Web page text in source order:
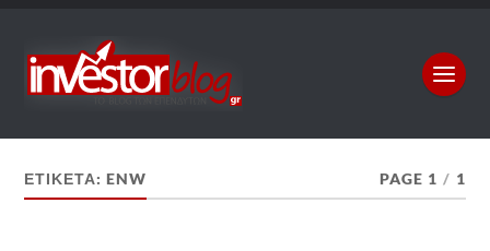
ΕΤΙΚΈΤΑ:ENW PAGE 1 / 1